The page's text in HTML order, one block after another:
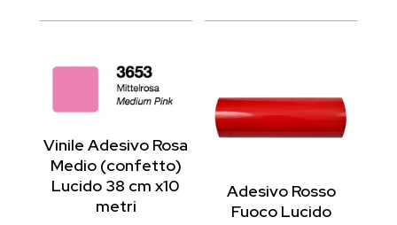
originale
€43.00.
attuale
era:
è:
Vinile Adesivo Rosa
Medio (confetto)
Lucido 38 cm x10
metri
Adesivo Rosso
Fuoco Lucido